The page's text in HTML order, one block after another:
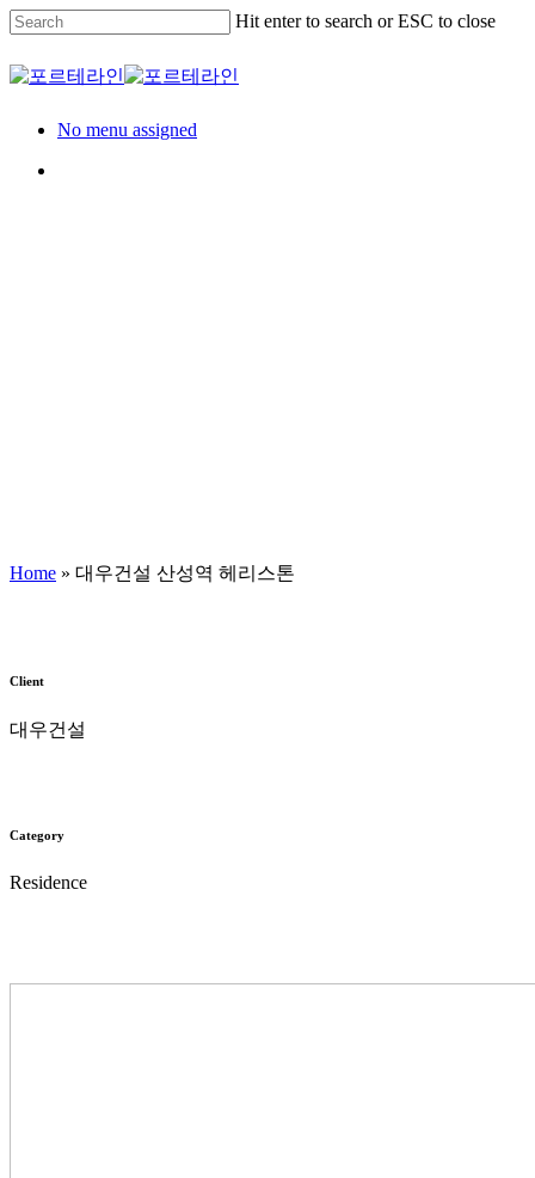
Skip
to
main
content
Hit enter to search or ESC to close
Close
Menu
No menu assigned
Home » 대우건설 산성역 헤리스톤
Client
대우건설
Category
Residence